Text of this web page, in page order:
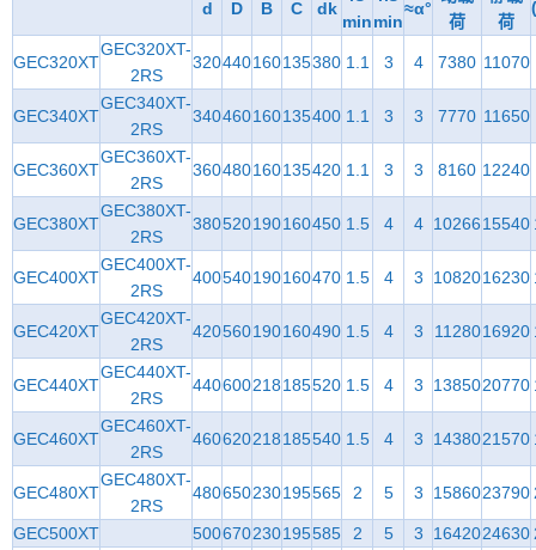
d D B C dk
minmin
≈α°
荷
荷
GEC320XT
GEC320XT-
2RS
320440160135380 1.1 3 4 7380 11070
GEC340XT
GEC340XT-
2RS
340460160135400 1.1 3 3 7770 11650
GEC360XT
GEC360XT-
2RS
360480160135420 1.1 3 3 8160 12240
GEC380XT
GEC380XT-
2RS
380520190160450 1.5 4 4 1026615540
GEC400XT
GEC400XT-
2RS
400540190160470 1.5 4 3 1082016230
GEC420XT
GEC420XT-
2RS
420560190160490 1.5 4 3 1128016920
GEC440XT
GEC440XT-
2RS
440600218185520 1.5 4 3 1385020770
GEC460XT
GEC460XT-
2RS
460620218185540 1.5 4 3 1438021570
GEC480XT
GEC480XT-
2RS
480650230195565 2 5 3 1586023790
GEC500XT 500670230195585 2 5 3 1642024630